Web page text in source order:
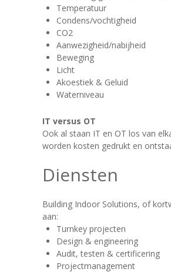
Temperatuur
Condens/vochtigheid
CO2
Aanwezigheid/nabijheid
Beweging
Licht
Akoestiek & Geluid
Waterniveau
IT versus OT
Ook al staan IT en OT los van
worden kosten gedrukt en
Diensten
Building Indoor Solutions, of
aan:
Turnkey projecten
Design & engineering
Audit, testen & certificering
Projectmanagement